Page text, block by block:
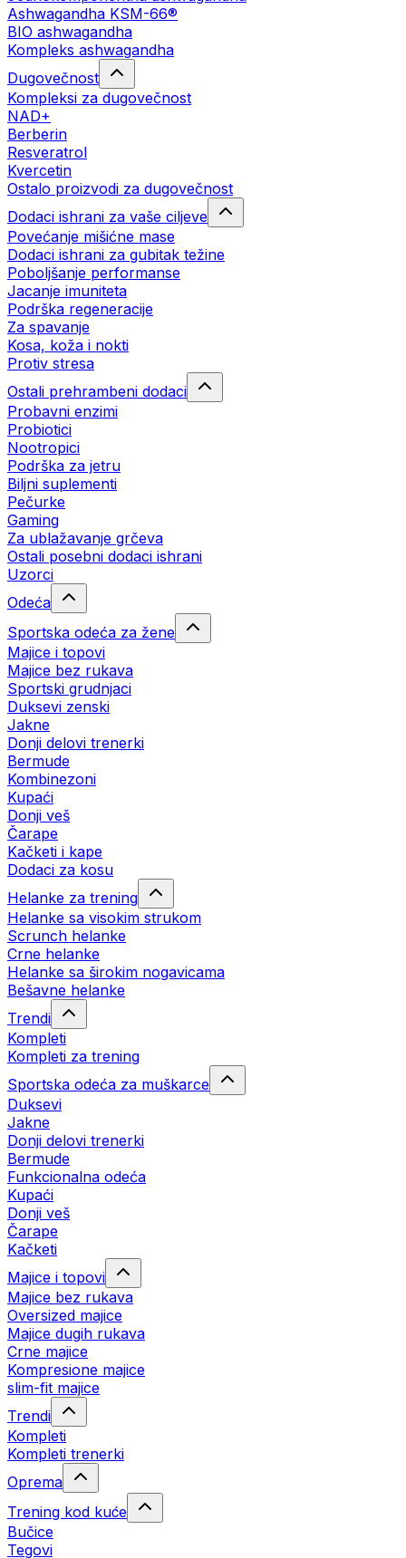
Ashwagandha KSM-66®
BIO ashwagandha
Kompleks ashwagandha
Dugovečnost
Kompleksi za dugovečnost
NAD+
Berberin
Resveratrol
Kvercetin
Ostalo proizvodi za dugovečnost
Dodaci ishrani za vaše ciljeve
Povećanje mišićne mase
Dodaci ishrani za gubitak težine
Poboljšanje performanse
Jacanje imuniteta
Podrška regeneracije
Za spavanje
Kosa, koža i nokti
Protiv stresa
Ostali prehrambeni dodaci
Probavni enzimi
Probiotici
Nootropici
Podrška za jetru
Biljni suplementi
Pečurke
Gaming
Za ublažavanje grčeva
Ostali posebni dodaci ishrani
Uzorci
Odeća
Sportska odeća za žene
Majice i topovi
Majice bez rukava
Sportski grudnjaci
Duksevi zenski
Jakne
Donji delovi trenerki
Bermude
Kombinezoni
Kupaći
Donji veš
Čarape
Kačketi i kape
Dodaci za kosu
Helanke za trening
Helanke sa visokim strukom
Scrunch helanke
Crne helanke
Helanke sa širokim nogavicama
Bešavne helanke
Trendi
Kompleti
Kompleti za trening
Sportska odeća za muškarce
Duksevi
Jakne
Donji delovi trenerki
Bermude
Funkcionalna odeća
Kupaći
Donji veš
Čarape
Kačketi
Majice i topovi
Majice bez rukava
Oversized majice
Majice dugih rukava
Crne majice
Kompresione majice
slim-fit majice
Trendi
Kompleti
Kompleti trenerki
Oprema
Trening kod kuće
Bučice
Tegovi